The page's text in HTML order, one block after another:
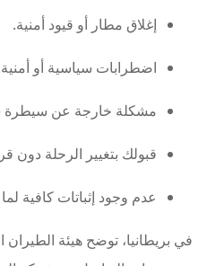
إغلاق مطار أو قيود أمنية.
اضطرابات سياسية أو
مشكلة خارجة عن سيطرة
قبولك بتغيير الرحلة دون
عدم وجود إثباتات كافية
في بريطانيا، توضح هيئة الطيران